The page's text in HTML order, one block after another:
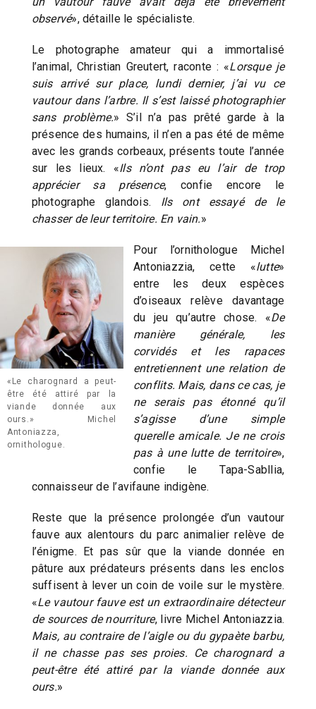
observé», détaille le spécialiste.
Le photographe amateur qui a immortalisé
l’animal, Christian Greutert, raconte : «Lorsque je
suis arrivé sur place, lundi dernier, j’ai vu ce
vautour dans l’arbre. Il s’est laissé photographier
sans problème.» S’il n’a pas prêté garde à la
présence des humains, il n’en a pas été de même
avec les grands corbeaux, présents toute l’année
sur les lieux. «Ils n’ont pas eu l’air de trop
apprécier sa présence, confie encore le
photographe glandois. Ils ont essayé de le
chasser de leur territoire. En vain.»
«Le charognard a peut-
être été attiré par la
viande donnée aux
ours.» Michel
Antoniazza,
ornithologue.
Pour l’ornithologue Michel
Antoniazzia, cette «lutte»
entre les deux espèces
d’oiseaux relève davantage
du jeu qu’autre chose. «De
manière générale, les
corvidés et les rapaces
entretiennent une relation de
conflits. Mais, dans ce cas, je
ne serais pas étonné qu’il
s’agisse d’une simple
querelle amicale. Je ne crois
pas à une lutte de territoire»,
confie le Tapa-Sabllia,
connaisseur de l’avifaune indigène.
Reste que la présence prolongée d’un vautour
fauve aux alentours du parc animalier relève de
l’énigme. Et pas sûr que la viande donnée en
pâture aux prédateurs présents dans les enclos
suffisent à lever un coin de voile sur le mystère.
«Le vautour fauve est un extraordinaire détecteur
de sources de nourriture, livre Michel Antoniazzia.
Mais, au contraire de l’aigle ou du gypaète barbu,
il ne chasse pas ses proies. Ce charognard a
peut-être été attiré par la viande donnée aux
ours.»